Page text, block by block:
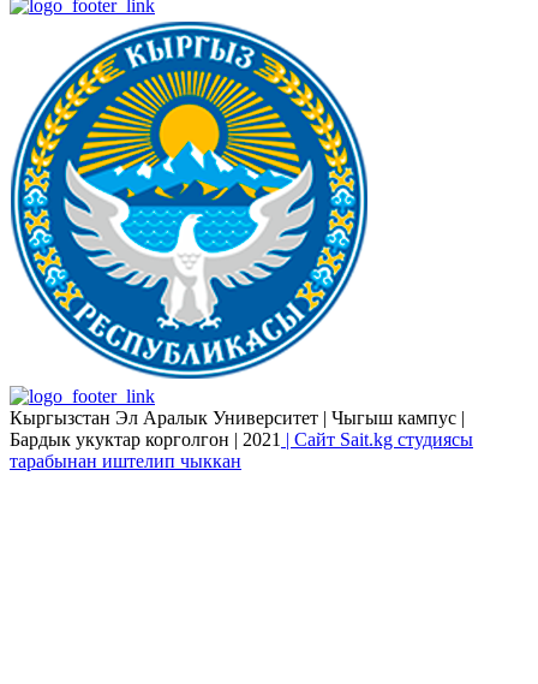
Кыргызстан Эл Аралык Университет | Чыгыш кампус |
Бардык укуктар корголгон | 2021 | Сайт Sait.kg студиясы
тарабынан иштелип чыккан